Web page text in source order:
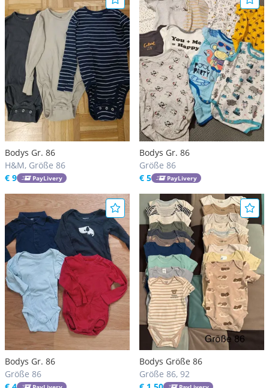
Bodys Gr. 86
H&M, Größe 86
€ 9
PayLivery
Bodys Gr. 86
Größe 86
€ 5
PayLivery
Bodys Gr. 86
Größe 86
Bodys Größe 86
Größe 86, 92